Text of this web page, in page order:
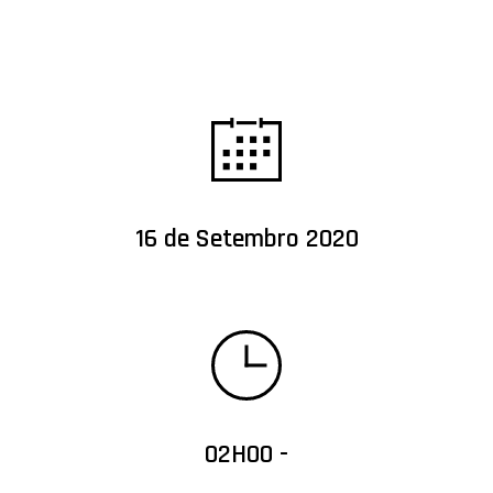
16 de Setembro 2020
02H00 -